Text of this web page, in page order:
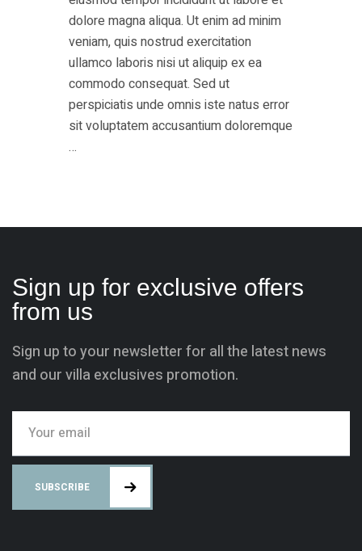
dolore magna aliqua. Ut enim ad minim
veniam, quis nostrud exercitation
ullamco laboris nisi ut aliquip ex ea
commodo consequat. Sed ut
perspiciatis unde omnis iste natus error
sit voluptatem accusantium doloremque
…
Sign up for exclusive offers
from us
Sign up to your newsletter for all the latest news
and our villa exclusives promotion.
SUBSCRIBE